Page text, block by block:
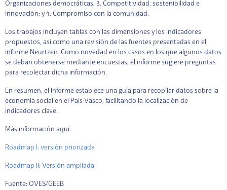
Organizaciones democráticas; 3. Competitividad, sostenibilidad e
innovación; y 4. Compromiso con la comunidad.
Los trabajos incluyen tablas con las dimensiones y los indicadores
propuestos, así como una revisión de las fuentes presentadas en el
informe Neurtzen. Como novedad en los casos en los que algunos datos
se deban obtenerse mediante encuestas, el informe sugiere preguntas
para recolectar dicha información.
En resumen, el informe establece una guía para recopilar datos sobre la
economía social en el País Vasco, facilitando la localización de
indicadores clave.
Más información aquí:
Roadmap I: versión priorizada
Roadmap II: Versión ampliada
Fuente: OVES/GEEB